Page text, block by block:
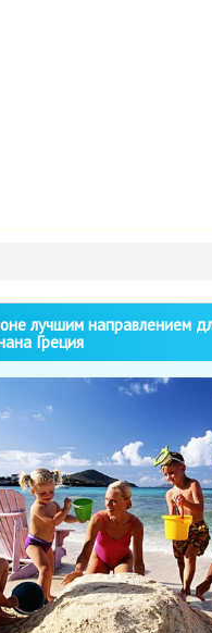
лучшим направлением
Греция